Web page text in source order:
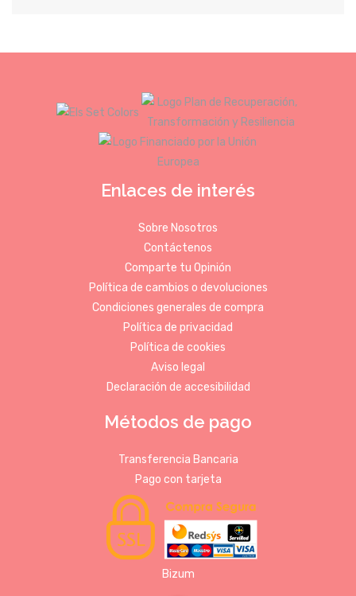
Enlaces de interés
Sobre Nosotros
Contáctenos
Comparte tu Opinión
Política de cambios o devoluciones
Condiciones generales de compra
Política de privacidad
Política de cookies
Aviso legal
Declaración de accesibilidad
Métodos de pago
Transferencia Bancaria
Pago con tarjeta
Bizum